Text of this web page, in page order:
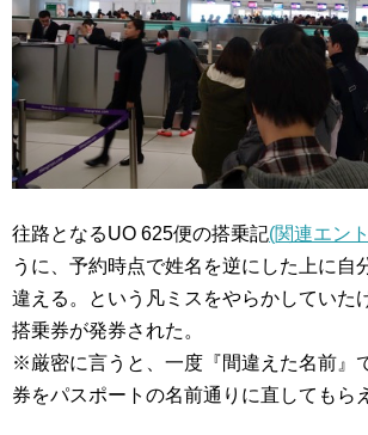
往路となるUO 625便の搭乗記(関連エン
うに、予約時点で姓名を逆にした上に自
違える。という凡ミスをやらかしていた
搭乗券が発券された。
※厳密に言うと、一度『間違えた名前』
券をパスポートの名前通りに直してもら